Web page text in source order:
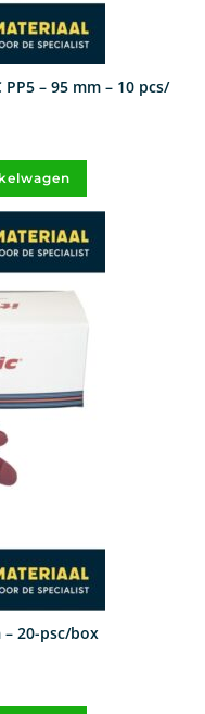
PP5 – 95 mm – 10 pcs/
20-psc/box